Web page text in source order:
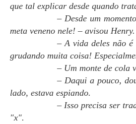
que tal explicar desde quando
– Desde um
meta veneno nele! – avisou Henry.
– A vida deles não
grudando muita coisa!
– Um monte de cola
– Daqui a pouco,
lado, estava espiando.
– Isso precisa ser
"x".
O REI AHMAD DA
de volta para
trabalhando com
Bleux, veio para
e Ali era alarmante,
nomes.
Olá, tripulação!
Sem novidades por
revisora (não se